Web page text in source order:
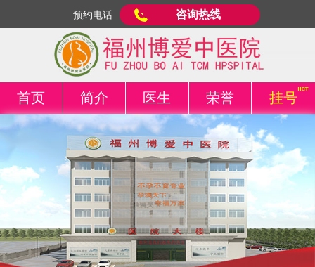
预约电话 咨询热线
首页 简介 医生 荣誉 挂号